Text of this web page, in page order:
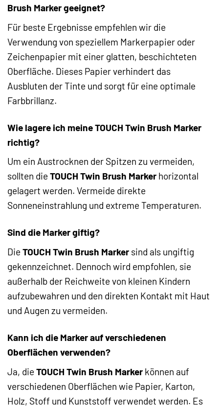
Brush Marker geeignet?
Für beste Ergebnisse empfehlen wir die
Verwendung von speziellem Markerpapier oder
Zeichenpapier mit einer glatten, beschichteten
Oberfläche. Dieses Papier verhindert das
Ausbluten der Tinte und sorgt für eine optimale
Farbbrillanz.
Wie lagere ich meine TOUCH Twin Brush Marker
richtig?
Um ein Austrocknen der Spitzen zu vermeiden,
sollten die TOUCH Twin Brush Marker horizontal
gelagert werden. Vermeide direkte
Sonneneinstrahlung und extreme Temperaturen.
Sind die Marker giftig?
Die TOUCH Twin Brush Marker sind als ungiftig
gekennzeichnet. Dennoch wird empfohlen, sie
außerhalb der Reichweite von kleinen Kindern
aufzubewahren und den direkten Kontakt mit Haut
und Augen zu vermeiden.
Kann ich die Marker auf verschiedenen
Oberflächen verwenden?
Ja, die TOUCH Twin Brush Marker können auf
verschiedenen Oberflächen wie Papier, Karton,
Holz, Stoff und Kunststoff verwendet werden. Es